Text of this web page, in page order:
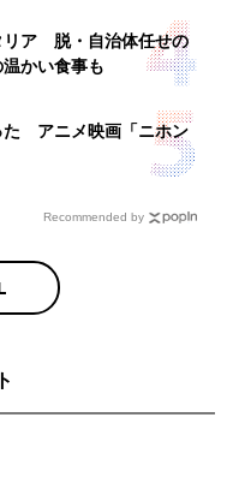
リア 脱・自治体任せの
かい食事も
た アニメ映画「ニホン
Recommended by